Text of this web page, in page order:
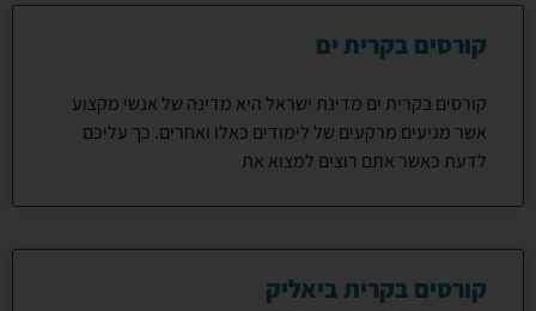
קורסים בקרית ים
קורסים בקרית ים מדינת ישראל היא מדינה של אנשי מקצוע
אשר מגיעים מרקעים של לימודים כאלו ואחרים. כך עליכם
לדעת כאשר אתם רוצים למצוא את
קורסים בקרית ביאליק